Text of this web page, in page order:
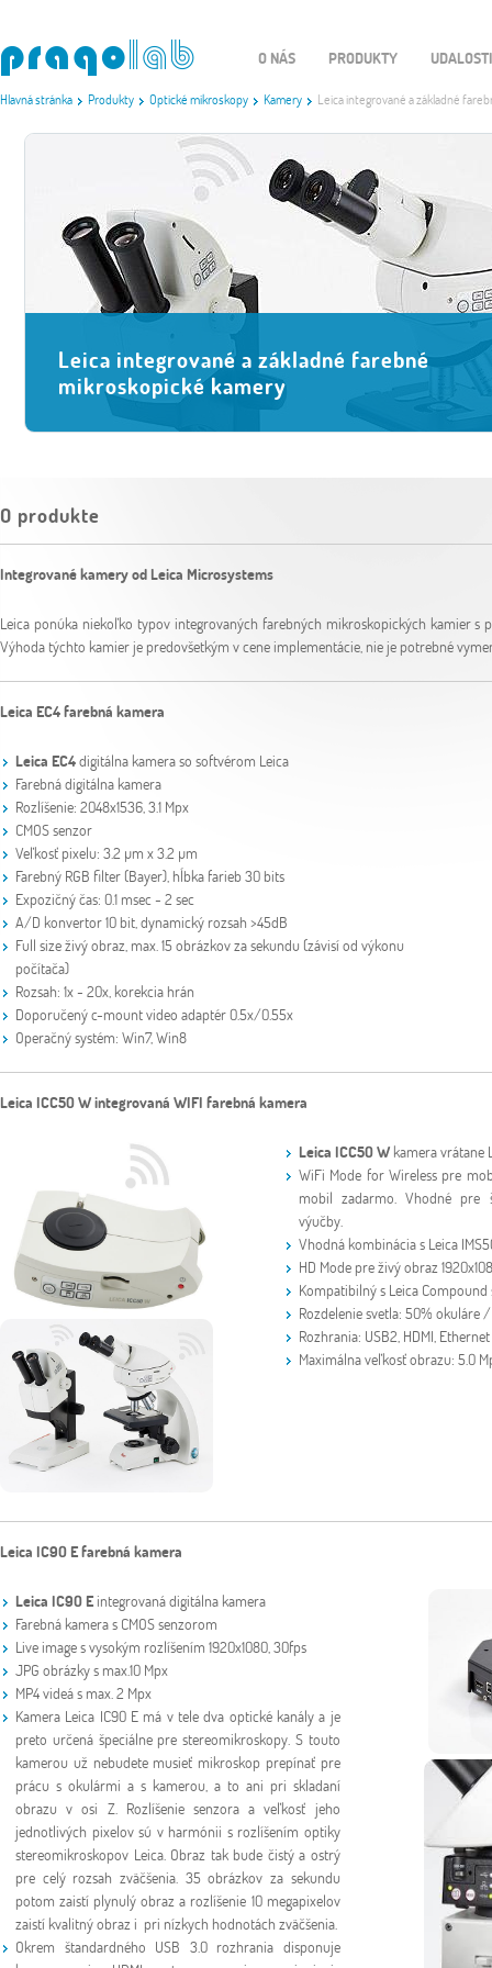
Hlavná stránka Produkty Optické mikroskopy Kamery Leica integrované a základné
O NÁS PRODUKTY UDALOSTI
Leica integrované a základné farebné
mikroskopické kamery
O produkte
Integrované kamery od Leica Microsystems
Leica ponúka niekoľko typov integrovaných farebných mikroskopických kamier s
Výhoda týchto kamier je predovšetkým v cene implementácie, nie je potrebné
Leica EC4 farebná kamera
Leica EC4digitálna kamera so softvérom Leica
Farebná digitálna kamera
Rozlíšenie: 2048x1536, 3.1 Mpx
CMOS senzor
Veľkosť pixelu: 3.2 µm x 3.2 µm
Farebný RGB filter (Bayer), hĺbka farieb 30 bits
Expozičný čas: 0.1 msec - 2 sec
A/D konvertor 10 bit, dynamický rozsah >45dB
Full size živý obraz, max. 15 obrázkov za sekundu (závisí od výkonu
počítača)
Rozsah: 1x - 20x, korekcia hrán
Doporučený c-mount video adaptér 0.5x/0.55x
Operačný systém: Win7, Win8
Leica ICC50 W integrovaná WIFI farebná kamera
Leica ICC50 W kamera vrátane
WiFi Mode for Wireless pre
mobil zadarmo. Vhodné pre
výučby.
Vhodná kombinácia s Leica
HD Mode pre živý obraz
Kompatibilný s Leica
Rozdelenie svetla: 50% okuláre
Rozhrania: USB2, HDMI, Ethernet
Maximálna veľkosť obrazu: 5.0
Leica IC90 E farebná kamera
Leica IC90 Eintegrovaná digitálna kamera
Farebná kamera s CMOS senzorom
Live image s vysokým rozlíšením 1920x1080, 30fps
JPG obrázky s max.10 Mpx
MP4 videá s max. 2 Mpx
Kamera Leica IC90 E má v tele dva optické kanály a je
preto určená špeciálne pre stereomikroskopy. S touto
kamerou už nebudete musieť mikroskop prepínať pre
prácu s okulármi a s kamerou, a to ani pri skladaní
obrazu v osi Z. Rozlíšenie senzora a veľkosť jeho
jednotlivých pixelov sú v harmónii s rozlíšením optiky
stereomikroskopov Leica. Obraz tak bude čistý a ostrý
pre celý rozsah zväčšenia. 35 obrázkov za sekundu
potom zaistí plynulý obraz a rozlíšenie 10 megapixelov
zaistí kvalitný obraz i pri nízkych hodnotách zväčšenia.
Okrem štandardného USB 3.0 rozhrania disponuje